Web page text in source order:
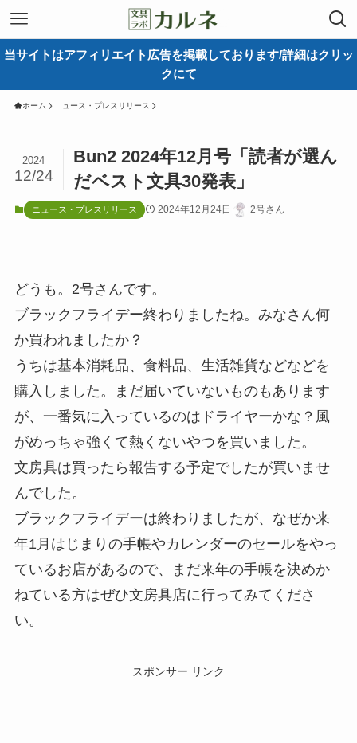
当サイトはアフィリエイト広告を掲載しております/詳細はクリッ
クにて
ホーム ニュース・プレスリリース
Bun2 2024年12月号「読者が選ん
だベスト文具30発表」
2024
12/24
ニュース・プレスリリース 2024年12月24日 2号さん
どうも。2号さんです。
ブラックフライデー終わりましたね。みなさん何
か買われましたか？
うちは基本消耗品、食料品、生活雑貨などなどを
購入しました。まだ届いていないものもあります
が、一番気に入っているのはドライヤーかな？風
がめっちゃ強くて熱くないやつを買いました。
文房具は買ったら報告する予定でしたが買いませ
んでした。
ブラックフライデーは終わりましたが、なぜか来
年1月はじまりの手帳やカレンダーのセールをやっ
ているお店があるので、まだ来年の手帳を決めか
ねている方はぜひ文房具店に行ってみてくださ
い。
スポンサー リンク